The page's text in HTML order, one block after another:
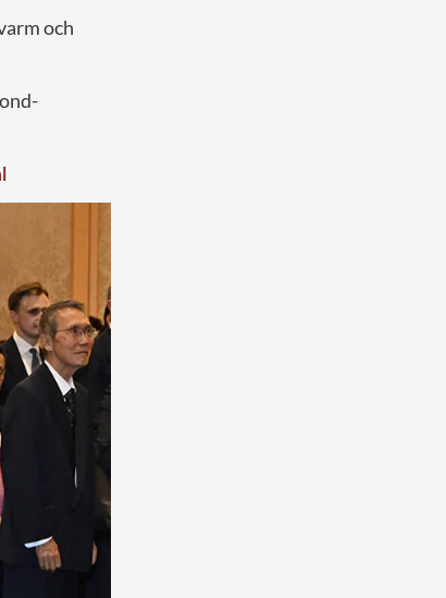
och